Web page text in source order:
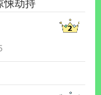
悚劫持